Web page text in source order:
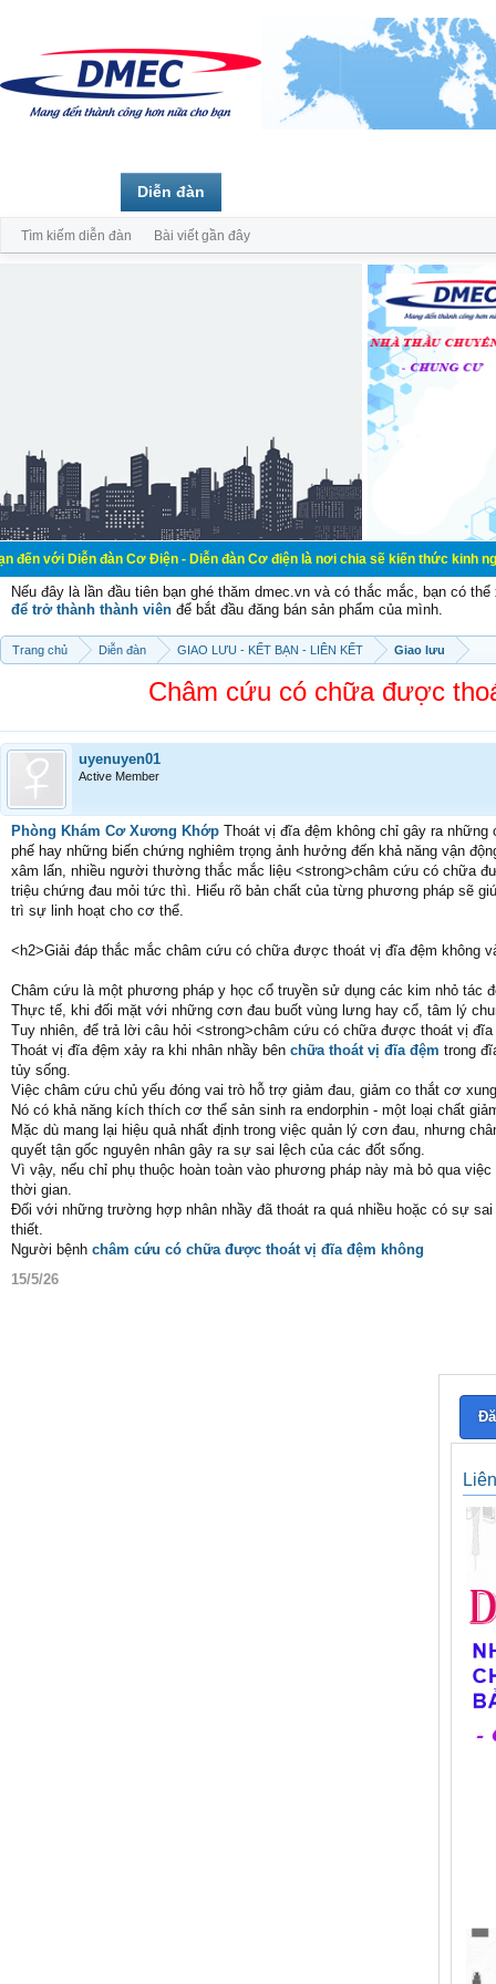
đàn Cơ Điện - Diễn đàn Cơ điện là nơi chia sẽ kiến thức kinh nghiệm
Nếu đây là lần đầu tiên bạn ghé thăm dmec.vn và có thắc mắc, bạn có
để trở thành thành viên để bắt đầu đăng bán sản phẩm của mình.
Trang chủ Diễn đàn GIAO LƯU - KẾT BẠN - LIÊN KẾT Giao lưu
Châm cứu có chữa được
uyenuyen01
Active Member
Phòng Khám Cơ Xương Khớp Thoát vị đĩa đệm không chỉ gây ra
phế hay những biến chứng nghiêm trọng ảnh hưởng đến khả năng vận
xâm lấn, nhiều người thường thắc mắc liệu <strong>châm cứu có chữa
triệu chứng đau mỏi tức thì. Hiểu rõ bản chất của từng phương pháp sẽ
trì sự linh hoạt cho cơ thể.
<h2>Giải đáp thắc mắc châm cứu có chữa được thoát vị đĩa đệm không
Châm cứu là một phương pháp y học cổ truyền sử dụng các kim nhỏ tác
Thực tế, khi đối mặt với những cơn đau buốt vùng lưng hay cổ, tâm lý
Tuy nhiên, để trả lời câu hỏi <strong>châm cứu có chữa được thoát vị
Thoát vị đĩa đệm xảy ra khi nhân nhầy bên chữa thoát vị đĩa đệm trong
tủy sống.
Việc châm cứu chủ yếu đóng vai trò hỗ trợ giảm đau, giảm co thắt cơ
Nó có khả năng kích thích cơ thể sản sinh ra endorphin - một loại chất
Mặc dù mang lại hiệu quả nhất định trong việc quản lý cơn đau, nhưng
quyết tận gốc nguyên nhân gây ra sự sai lệch của các đốt sống.
Vì vậy, nếu chỉ phụ thuộc hoàn toàn vào phương pháp này mà bỏ qua
thời gian.
Đối với những trường hợp nhân nhầy đã thoát ra quá nhiều hoặc có sự
thiết.
Người bệnh châm cứu có chữa được thoát vị đĩa đệm không
15/5/26
Diễn đàn
Tìm kiếm diễn đàn Bài viết gần đây